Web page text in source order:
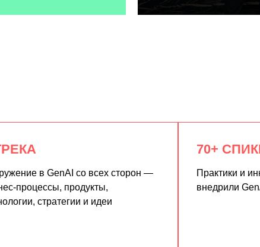
в GenAI со всех сторон —
процессы, продукты,
стратегии и идеи
70+
Практики и
внедрили